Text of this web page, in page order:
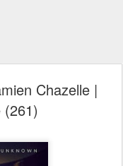
Chazelle |
(261)